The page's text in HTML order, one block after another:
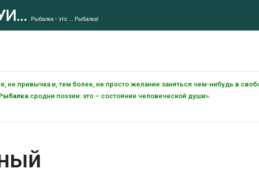
Рыбалка - это ... Рыбалка!
не привычка и, тем более, не просто желание заняться чем-нибудь в
сродни поэзии: это – состояние человеческой души».